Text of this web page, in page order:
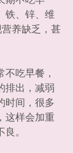
铁、锌、维
养缺乏，甚
吃早餐，
排出，减弱
时间，很多
这样会加重
。